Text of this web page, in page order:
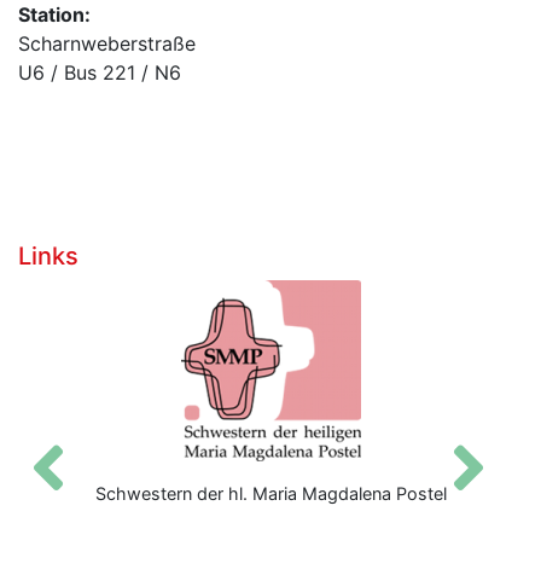
Station:
Scharnweberstraße
U6 / Bus 221 / N6
Links
Schwestern der hl. Maria Magdalena Postel
Zurück